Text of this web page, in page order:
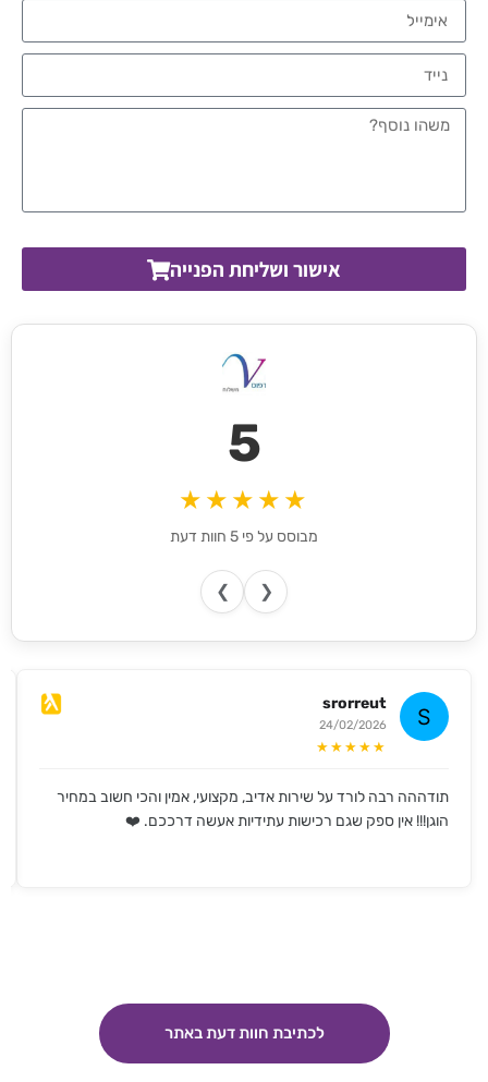
אישור ושליחת הפנייה
5
★★★★★
מבוסס על פי 5 חוות דעת
❯ ❮
srorreut
24/02/2026
★★★★★
תודההה רבה לורד על שירות אדיב, מקצועי, אמין והכי חשוב במחיר
הוגן!!! אין ספק שגם רכישות עתידיות אעשה דרככם. ❤️
לכתיבת חוות דעת באתר